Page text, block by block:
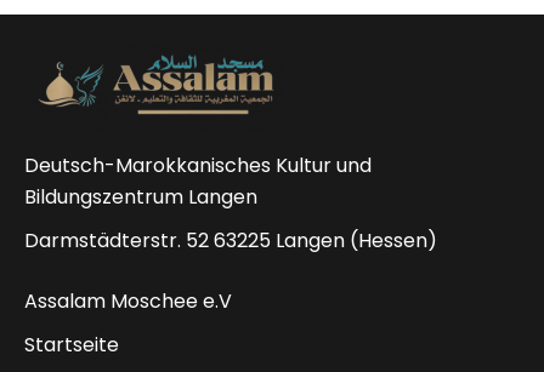
Deutsch-Marokkanisches Kultur und
Bildungszentrum Langen
Darmstädterstr. 52 63225 Langen (Hessen)
Assalam Moschee e.V
Startseite